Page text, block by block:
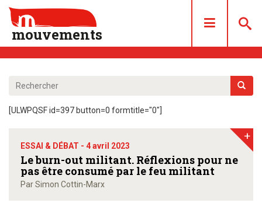
mouvements
LES NUMÉROS
ACHAT/ABONNEMENT
CONTACT
[ULWPQSF id=397 button=0 formtitle="0"]
ESSAI & DÉBAT - 4 avril 2023
Le burn-out militant. Réflexions pour ne
pas être consumé par le feu militant
Par Simon Cottin-Marx
+